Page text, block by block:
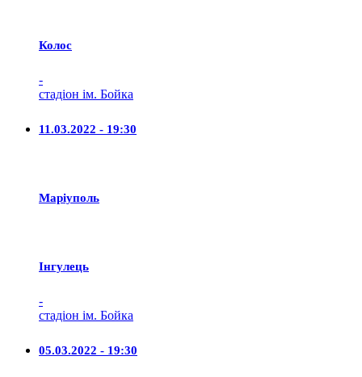
Колос
-
стадіон ім. Бойка
11.03.2022 - 19:30
Маріуполь
Iнгулець
-
стадіон ім. Бойка
05.03.2022 - 19:30